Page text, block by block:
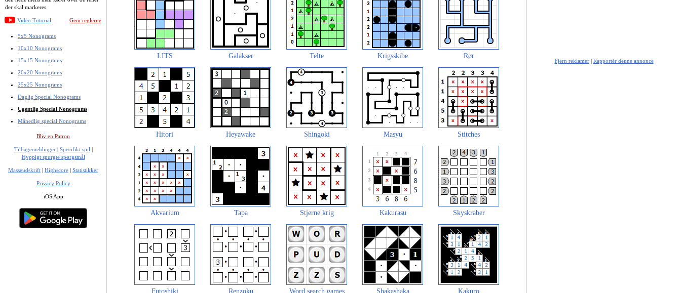
der skal markeres.
Video Tutorial Gem reglerne
5x5 Nonograms
10x10 Nonograms
15x15 Nonograms
20x20 Nonograms
25x25 Nonograms
Daglig Special Nonograms
Ugentlig Special Nonograms
Månedlig special Nonograms
Bliv en Patron
Tilbagemeldinger| Specifikt spil |
Hyppigt spurgte spørgsmål
Masseudskrift | Highscore | Statistikker
Privacy Policy
iOS App
LITS Galakser Telte Krigsskibe Rør
Hitori Heyawake Shingoki Masyu Stitches
Akvarium Tapa Stjerne krig Kakurasu Skyskraber
Futoshiki Renzoku Word search games Shakashaka Kakuro
Fjern reklamer| Rapportér denne annonce